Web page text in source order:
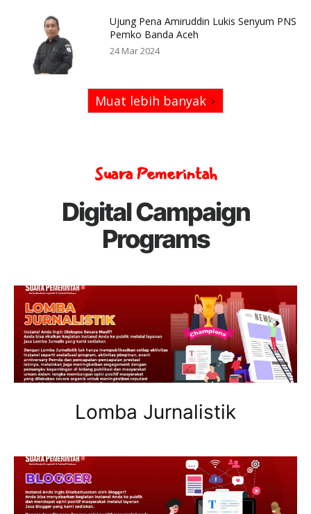
Ujung Pena Amiruddin Lukis Senyum PNS
Pemko Banda Aceh
24 Mar 2024
Muat lebih banyak
Suara Pemerintah
Digital Campaign
Programs
Lomba Jurnalistik